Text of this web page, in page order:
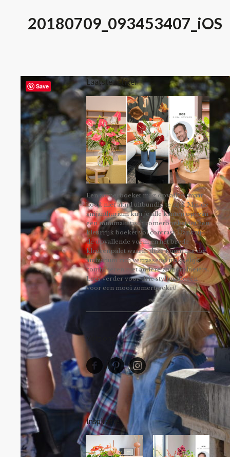
20180709_093453407_iOS
Laatste artikel
Een zomerboeket mag opvallen, maar
hoeft niet altijd uitbundig te zijn. Met de
snijanthurium kun je alle kanten op: van
een minimalistisch zomerboeket tot een
kleurrijk boeket vol contrast. Dankzij
de opvallende vorm en het brede
kleurenpalet waarin deze komt, laat de
anthurium zich verrassend makkelijk
combineren met andere zomerbloeiers.
Lees verder voor drie stylingideeën
voor een mooi zomerboeket!
Inspiratie
Save